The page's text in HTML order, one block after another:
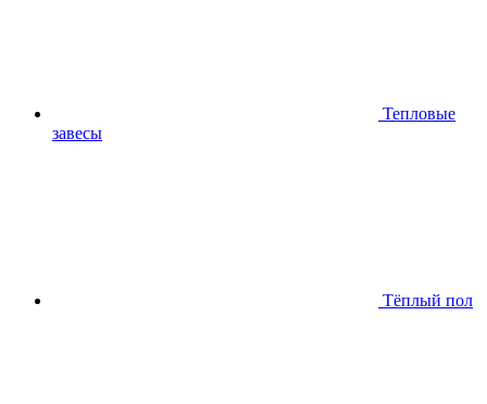
Тепловые
завесы
Тёплый пол